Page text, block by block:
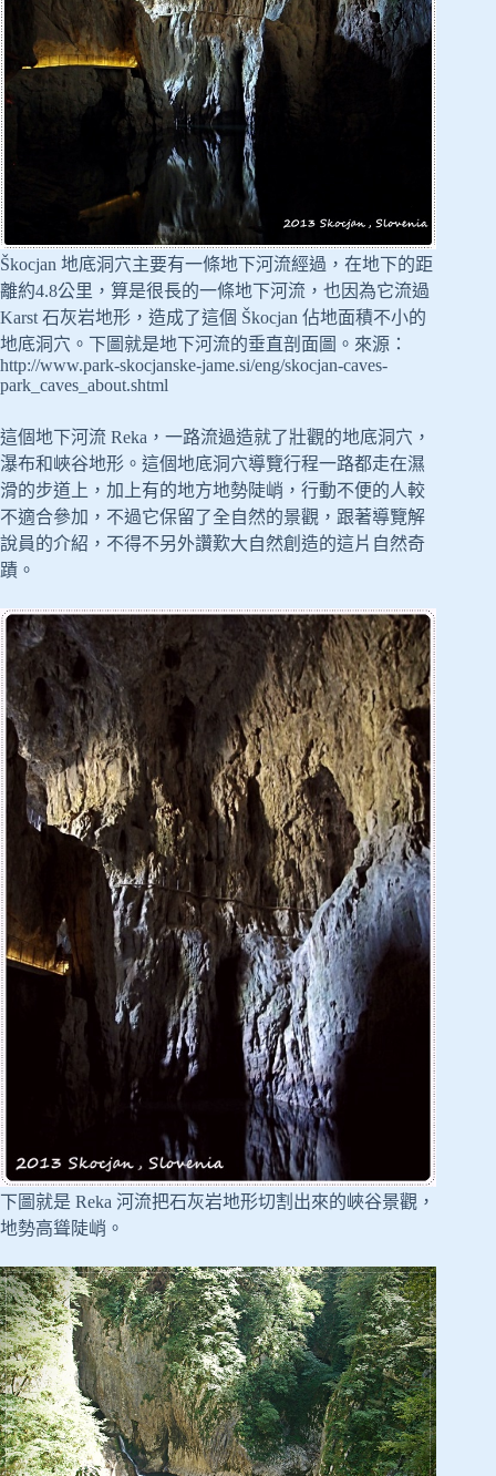
Škocjan 地底洞穴主要有一條地下河流經過，在地下的距
離約4.8公里，算是很長的一條地下河流，也因為它流過
Karst 石灰岩地形，造成了這個 Škocjan 佔地面積不小的
地底洞穴。下圖就是地下河流的垂直剖面圖。來源：
http://www.park-skocjanske-jame.si/eng/skocjan-caves-
park_caves_about.shtml
這個地下河流 Reka，一路流過造就了壯觀的地底洞穴，
瀑布和峽谷地形。這個地底洞穴導覽行程一路都走在濕
滑的步道上，加上有的地方地勢陡峭，行動不便的人較
不適合參加，不過它保留了全自然的景觀，跟著導覽解
說員的介紹，不得不另外讚歎大自然創造的這片自然奇
蹟。
下圖就是 Reka 河流把石灰岩地形切割出來的峽谷景觀，
地勢高聳陡峭。